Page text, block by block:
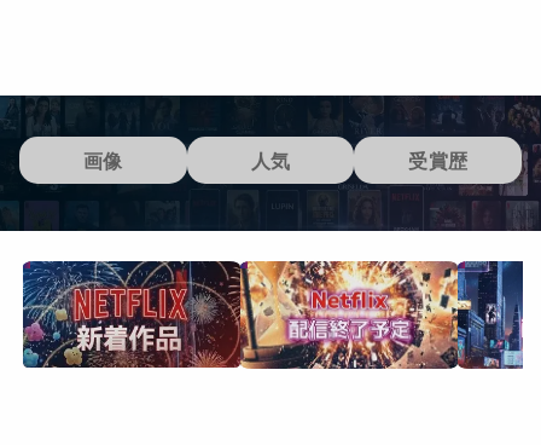
画像 人気 受賞歴